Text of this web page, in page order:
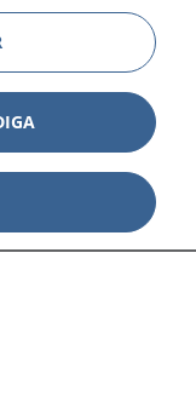
Visa
Visa
Visa